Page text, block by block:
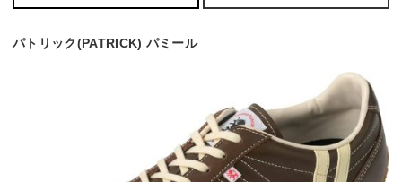
パトリック(PATRICK) パミール